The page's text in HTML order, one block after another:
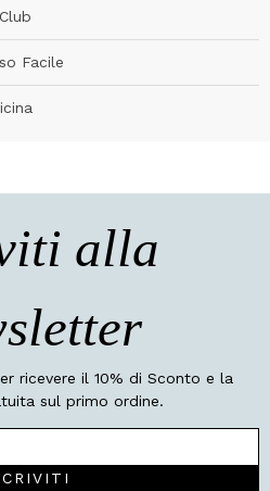
Facile
alla
ricevere il 10% di Sconto e la
sul primo ordine.